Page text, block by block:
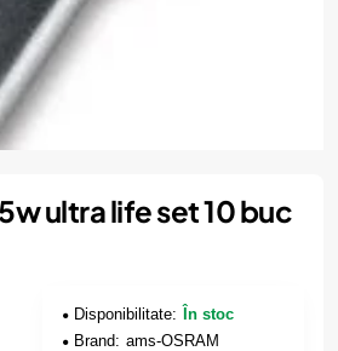
ultra life set 10 buc
Disponibilitate:
În stoc
Brand: ams-OSRAM